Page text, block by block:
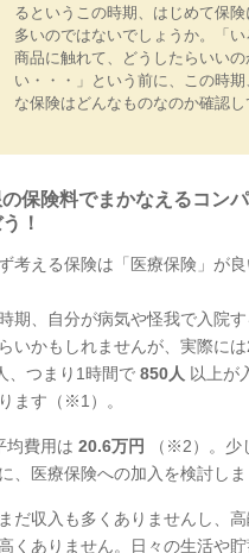
るというこの時期、はじめて保険
多いのではないでしょうか。「
商品に触れて、どうしたらいいの
い・・・」という前に、この時
な保険はどんなものなのか確認し
保険料でまかなえるコン
！
考える保険は「医療保険」が
期、自分が病気や怪我で入院
いかもしれませんが、実際に
、つまり1時間で 850人 以上が
ます（※1）。
均費用は 20.6万円
（※2）。少
、医療保険への加入を検討しま
だ収入も多くありませんし、
くありません。日々の生活や